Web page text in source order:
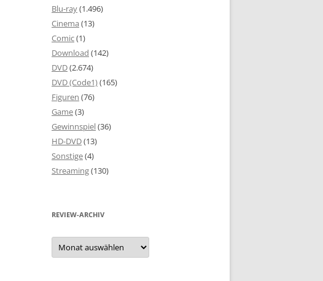
Blu-ray(1.496)
Cinema (13)
Comic(1)
Download (142)
DVD(2.674)
DVD (Code1)(165)
Figuren (76)
Game(3)
Gewinnspiel(36)
HD-DVD(13)
Sonstige(4)
Streaming(130)
REVIEW-ARCHIV
Review-
Archiv